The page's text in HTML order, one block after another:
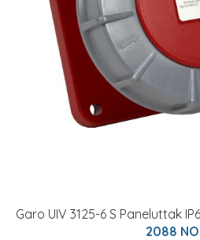
Garo UIV 3125-6 S Paneluttak
2088